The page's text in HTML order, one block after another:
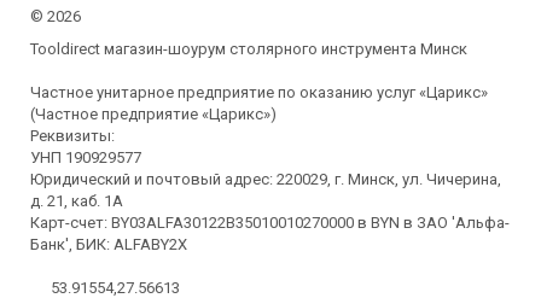
© 2026
Tooldirect магазин-шоурум столярного инструмента Минск
Частное унитарное предприятие по оказанию услуг «Царикс»
(Частное предприятие «Царикс»)
Реквизиты:
УНП 190929577
Юридический и почтовый адрес: 220029, г. Минск, ул. Чичерина,
д. 21, каб. 1А
Карт-счет: BY03ALFA30122B35010010270000 в BYN в ЗАО 'Альфа-
Банк', БИК: ALFABY2X
53.91554,27.56613